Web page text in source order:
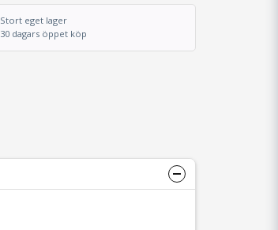
Stort eget lager
30 dagars öppet köp